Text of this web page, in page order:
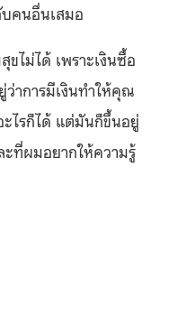
บคนอื่นเสมอ
ไม่ได้ เพราะเงินซื้อ
ว่าการมีเงินทำให้คุณ
ไรก็ได้ แต่มันก็ขึ้นอยู่
ที่ผมอยากให้ความรู้